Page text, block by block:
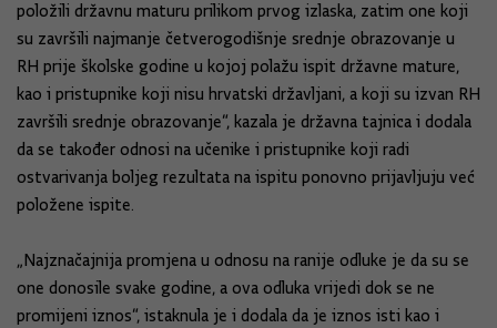
položili državnu maturu prilikom prvog izlaska, zatim one koji
su završili najmanje četverogodišnje srednje obrazovanje u
RH prije školske godine u kojoj polažu ispit državne mature,
kao i pristupnike koji nisu hrvatski državljani, a koji su izvan RH
završili srednje obrazovanje“, kazala je državna tajnica i dodala
da se također odnosi na učenike i pristupnike koji radi
ostvarivanja boljeg rezultata na ispitu ponovno prijavljuju već
položene ispite.
„Najznačajnija promjena u odnosu na ranije odluke je da su se
one donosile svake godine, a ova odluka vrijedi dok se ne
promijeni iznos“, istaknula je i dodala da je iznos isti kao i